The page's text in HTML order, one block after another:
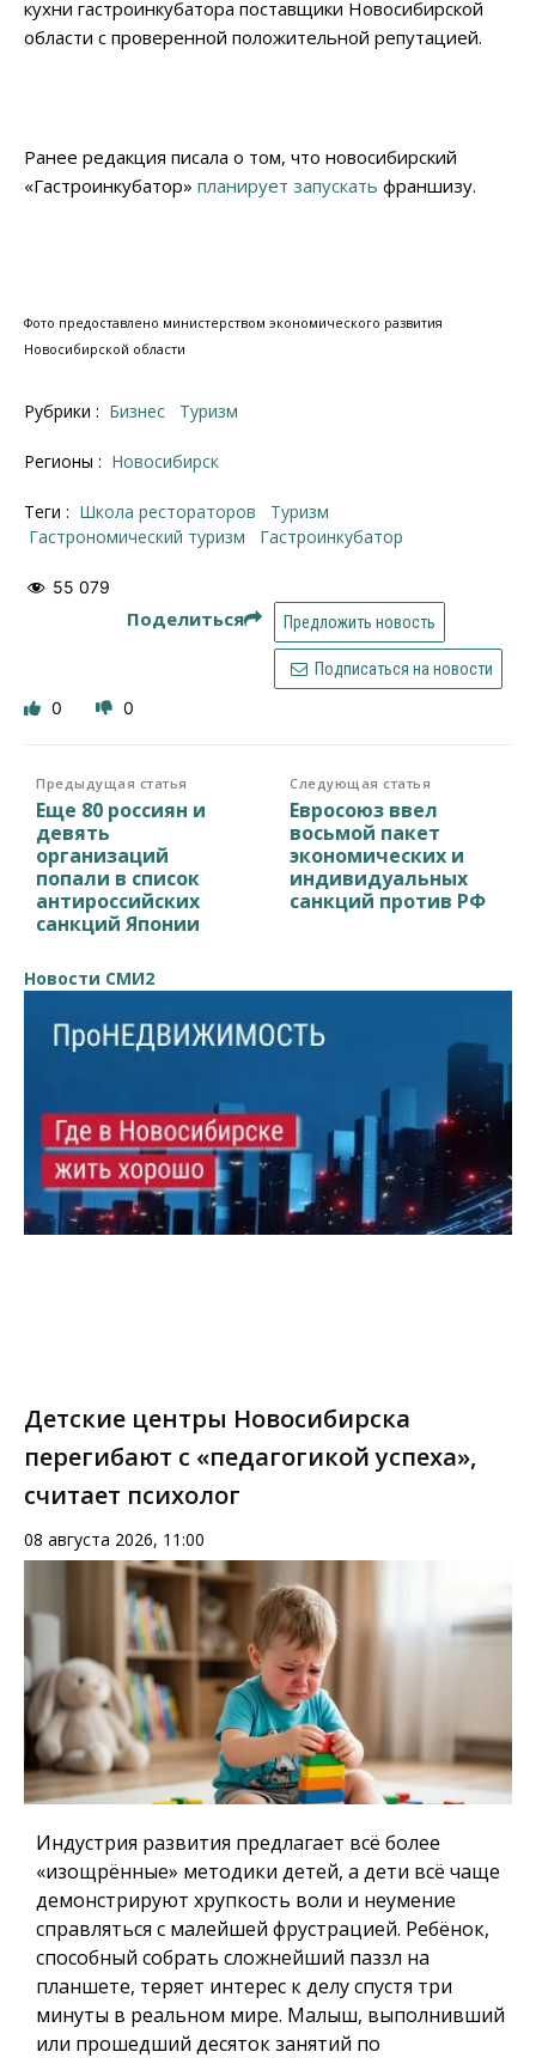
кухни гастроинкубатора поставщики Новосибирской
области с проверенной положительной репутацией.
Ранее редакция писала о том, что новосибирский
«Гастроинкубатор» планирует запускать франшизу.
Фото предоставлено министерством экономического развития
Новосибирской области
Рубрики : Бизнес Туризм
Регионы : Новосибирск
Теги : школа рестораторов
туризм
гастрономический туризм
гастроинкубатор
55 079
Поделиться Предложить новость
Подписаться на новости
0 0
Предыдущая статья
Еще 80 россиян и
девять
организаций
попали в список
антироссийских
санкций Японии
Следующая статья
Евросоюз ввел
восьмой пакет
экономических и
индивидуальных
санкций против РФ
Новости СМИ2
Детские центры Новосибирска
перегибают с «педагогикой успеха»,
считает психолог
08 августа 2026, 11:00
Индустрия развития предлагает всё более
«изощрённые» методики детей, а дети всё чаще
демонстрируют хрупкость воли и неумение
справляться с малейшей фрустрацией. Ребёнок,
способный собрать сложнейший паззл на
планшете, теряет интерес к делу спустя три
минуты в реальном мире. Малыш, выполнивший
или прошедший десяток занятий по